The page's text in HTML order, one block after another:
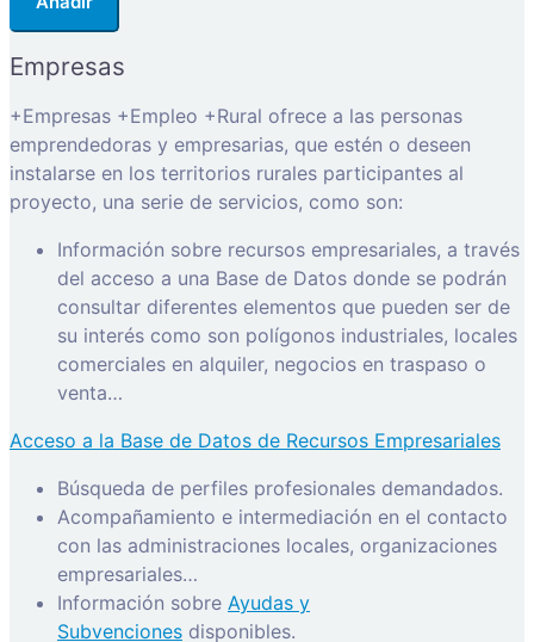
Empresas
+Empresas +Empleo +Rural ofrece a las personas
emprendedoras y empresarias, que estén o deseen
instalarse en los territorios rurales participantes al
proyecto, una serie de servicios, como son:
Información sobre recursos empresariales, a través
del acceso a una Base de Datos donde se podrán
consultar diferentes elementos que pueden ser de
su interés como son polígonos industriales, locales
comerciales en alquiler, negocios en traspaso o
venta…
Acceso a la Base de Datos de Recursos Empresariales
Búsqueda de perfiles profesionales demandados.
Acompañamiento e intermediación en el contacto
con las administraciones locales, organizaciones
empresariales…
Información sobre Ayudas y
Subvenciones disponibles.